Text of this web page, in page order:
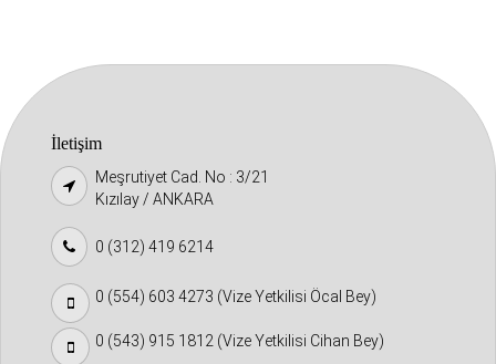
İletişim
Meşrutiyet Cad. No : 3/21
Kızılay / ANKARA
0 (312) 419 6214
0 (554) 603 4273 (Vize Yetkilisi Öcal Bey)
0 (543) 915 1812 (Vize Yetkilisi Cihan Bey)